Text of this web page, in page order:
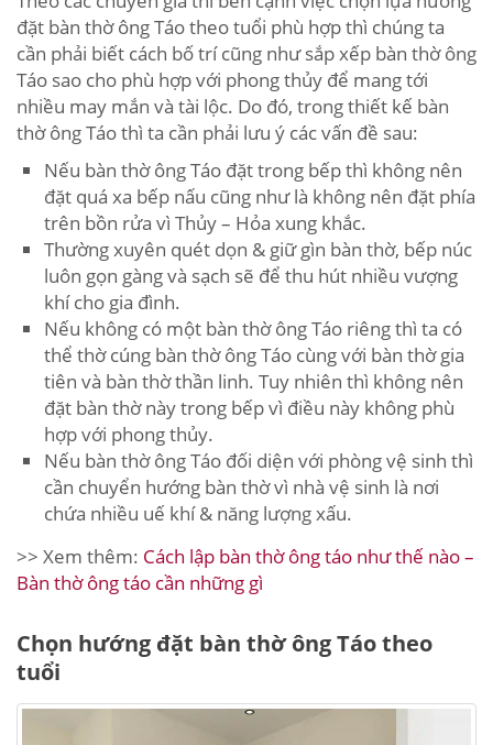
đặt bàn thờ ông Táo theo tuổi phù hợp thì chúng ta
cần phải biết cách bố trí cũng như sắp xếp bàn thờ ông
Táo sao cho phù hợp với phong thủy để mang tới
nhiều may mắn và tài lộc. Do đó, trong thiết kế bàn
thờ ông Táo thì ta cần phải lưu ý các vấn đề sau:
Nếu bàn thờ ông Táo đặt trong bếp thì không nên
đặt quá xa bếp nấu cũng như là không nên đặt phía
trên bồn rửa vì Thủy – Hỏa xung khắc.
Thường xuyên quét dọn & giữ gìn bàn thờ, bếp núc
luôn gọn gàng và sạch sẽ để thu hút nhiều vượng
khí cho gia đình.
Nếu không có một bàn thờ ông Táo riêng thì ta có
thể thờ cúng bàn thờ ông Táo cùng với bàn thờ gia
tiên và bàn thờ thần linh. Tuy nhiên thì không nên
đặt bàn thờ này trong bếp vì điều này không phù
hợp với phong thủy.
Nếu bàn thờ ông Táo đối diện với phòng vệ sinh thì
cần chuyển hướng bàn thờ vì nhà vệ sinh là nơi
chứa nhiều uế khí & năng lượng xấu.
>> Xem thêm: Cách lập bàn thờ ông táo như thế nào –
Bàn thờ ông táo cần những gì
Chọn hướng đặt bàn thờ ông Táo theo
tuổi